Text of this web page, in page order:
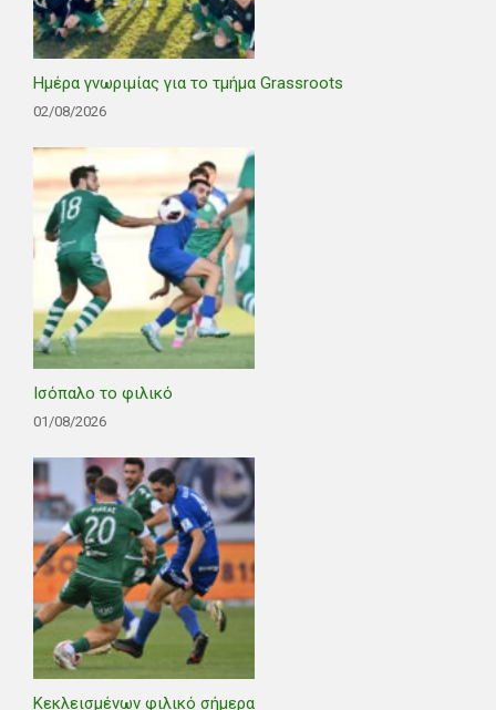
Ημέρα γνωριμίας για το τμήμα Grassroots
02/08/2026
Ισόπαλο το φιλικό
01/08/2026
Κεκλεισμένων φιλικό σήμερα